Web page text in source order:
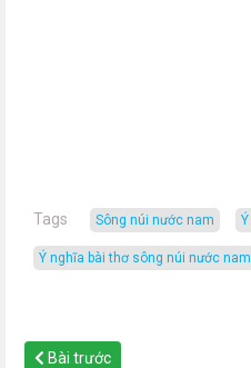
Tags sông núi nước nam
ý nghĩa bài thơ sông núi nước nam
Bài trước